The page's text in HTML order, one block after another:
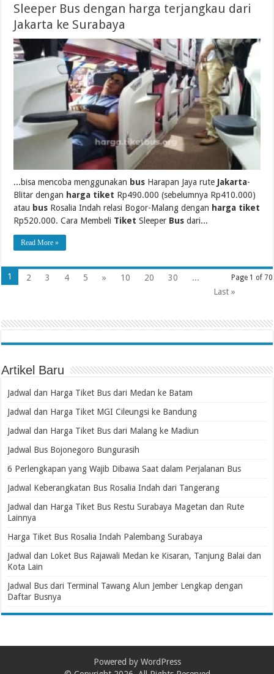
Sleeper Bus dengan harga terjangkau dari
Jakarta ke Surabaya
...bisa mencoba menggunakan bus Harapan Jaya rute Jakarta-
Blitar dengan harga tiket Rp490.000 (sebelumnya Rp410.000)
atau bus Rosalia Indah relasi Bogor-Malang dengan harga tiket
Rp520.000. Cara Membeli Tiket Sleeper Bus dari...
Read More »
Page 1 of 70
1 2 3 4 5 » 10 20 30
...
Last »
Artikel Baru
Jadwal dan Harga Tiket Bus dari Medan ke Batam
Jadwal dan Harga Tiket MGI Cileungsi ke Bandung
Jadwal dan Harga Tiket Bus dari Malang ke Madiun
Jadwal Bus Bojonegoro Bungurasih
6 Perlengkapan yang Wajib Dibawa Saat dalam Perjalanan Bus
Jadwal Keberangkatan Bus Rosalia Indah dari Tangerang
Jadwal dan Harga Tiket Bus Restu Surabaya Magetan dan Rute
Lainnya
Harga Tiket Bus Rosalia Indah Palembang Surabaya
Jadwal dan Loket Bus Rajawali Medan ke Kisaran, Tanjung Balai dan
Kota Lain
Jadwal Bus dari Terminal Tawang Alun Jember Lengkap dengan
Daftar Busnya
Powered by WordPress